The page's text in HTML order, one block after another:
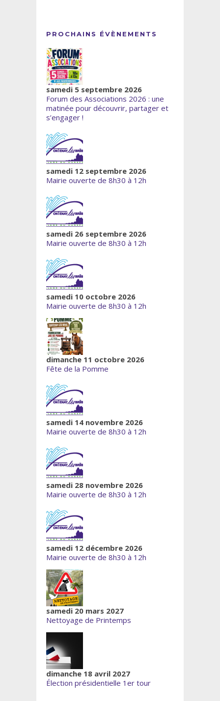
PROCHAINS ÉVÈNEMENTS
samedi 5 septembre 2026
Forum des Associations 2026 : une
matinée pour découvrir, partager et
s’engager !
samedi 12 septembre 2026
Mairie ouverte de 8h30 à 12h
samedi 26 septembre 2026
Mairie ouverte de 8h30 à 12h
samedi 10 octobre 2026
Mairie ouverte de 8h30 à 12h
dimanche 11 octobre 2026
Fête de la Pomme
samedi 14 novembre 2026
Mairie ouverte de 8h30 à 12h
samedi 28 novembre 2026
Mairie ouverte de 8h30 à 12h
samedi 12 décembre 2026
Mairie ouverte de 8h30 à 12h
samedi 20 mars 2027
Nettoyage de Printemps
dimanche 18 avril 2027
Élection présidentielle 1er tour